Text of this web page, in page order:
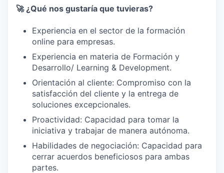
🚀 ¿Qué nos gustaría que tuvieras?
Experiencia en el sector de la formación
online para empresas.
Experiencia en materia de Formación y
Desarrollo/ Learning & Development.
Orientación al cliente: Compromiso con la
satisfacción del cliente y la entrega de
soluciones excepcionales.
Proactividad: Capacidad para tomar la
iniciativa y trabajar de manera autónoma.
Habilidades de negociación: Capacidad para
cerrar acuerdos beneficiosos para ambas
partes.